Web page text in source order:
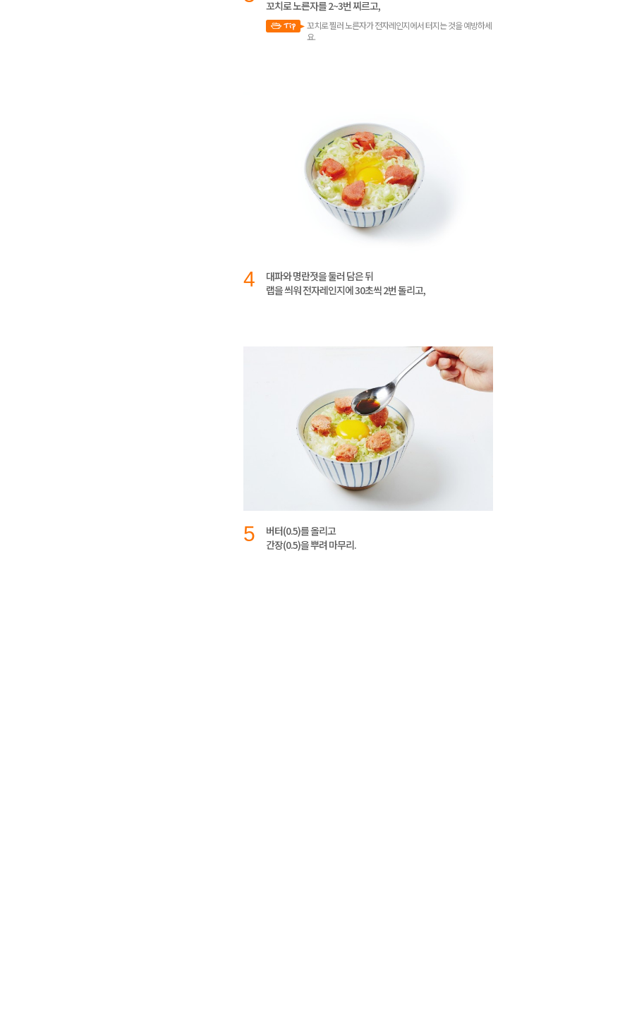
꼬치로 노른자를 2~3번 찌르고,
꼬치로 찔러 노른자가 전자레인지에서 터지는 것을 예방하세
요.
4
대파와 명란젓을 둘러 담은 뒤
랩을 씌워 전자레인지에 30초씩 2번 돌리고,
5
버터(0.5)를 올리고
간장(0.5)을 뿌려 마무리.